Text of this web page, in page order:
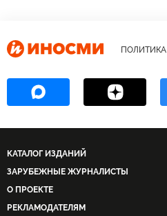
ПОЛИТИКА
КАТАЛОГ ИЗДАНИЙ
ЗАРУБЕЖНЫЕ ЖУРНАЛИСТЫ
О ПРОЕКТЕ
РЕКЛАМОДАТЕЛЯМ